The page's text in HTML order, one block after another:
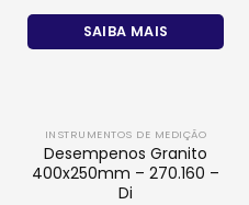
SAIBA MAIS
INSTRUMENTOS DE MEDIÇÃO
Desempenos Granito
400x250mm – 270.160 –
Di